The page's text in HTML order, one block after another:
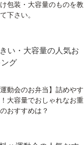
包装・大容量のものを教
下さい。
い・大容量の人気お
グ
運動会のお弁当】詰めやす
大容量でおしゃれなお重
おすすめは？